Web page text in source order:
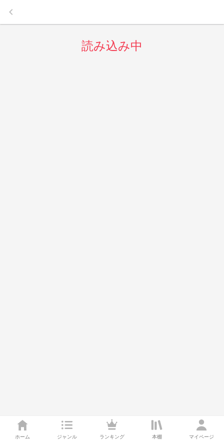
ホーム ジャンル ランキング 本棚 マイページ
keyboard_arrow_left
読み込み中